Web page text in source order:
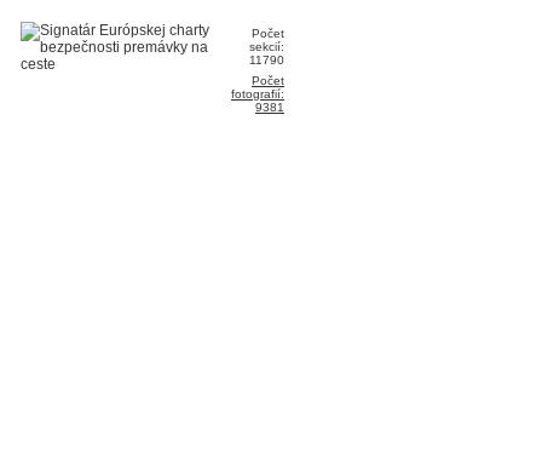
Počet
sekcií:
11790
Počet
fotografií:
9381